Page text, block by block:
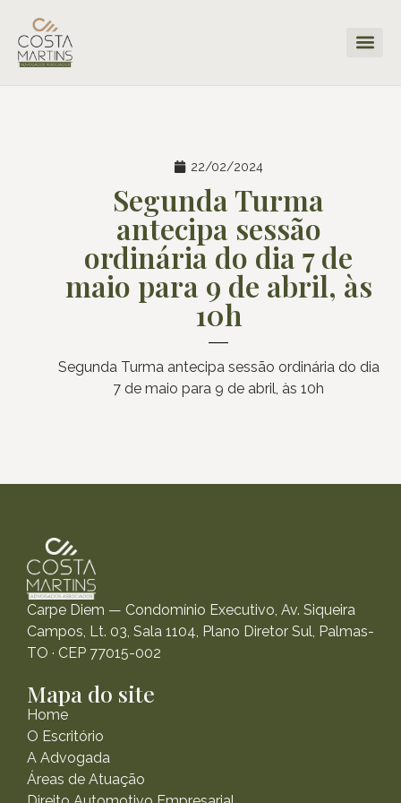
22/02/2024
Segunda Turma
antecipa sessão
ordinária do dia 7 de
maio para 9 de abril, às
10h
Segunda Turma antecipa sessão ordinária do dia
7 de maio para 9 de abril, às 10h
Carpe Diem — Condomínio Executivo, Av. Siqueira
Campos, Lt. 03, Sala 1104, Plano Diretor Sul, Palmas-
TO · CEP 77015-002
Mapa do site
Home
O Escritório
A Advogada
Áreas de Atuação